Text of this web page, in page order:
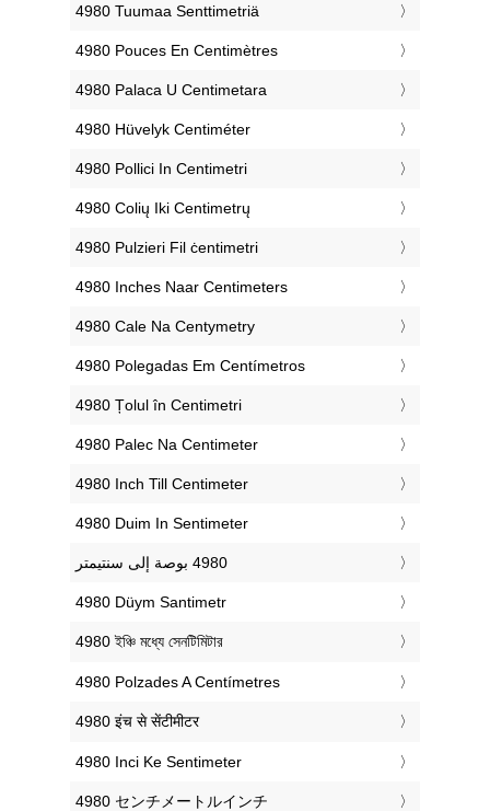
‎4980 Tuumaa Senttimetriä
‎4980 Pouces En Centimètres
‎4980 Palaca U Centimetara
‎4980 Hüvelyk Centiméter
‎4980 Pollici In Centimetri
‎4980 Colių Iki Centimetrų
‎4980 Pulzieri Fil ċentimetri
‎4980 Inches Naar Centimeters
‎4980 Cale Na Centymetry
‎4980 Polegadas Em Centímetros
‎4980 Țolul în Centimetri
‎4980 Palec Na Centimeter
‎4980 Inch Till Centimeter
‎4980 Duim In Sentimeter
‎4980 Düym Santimetr
‎4980 ইঞ্চি মধ্যে সেনটিমিটার
‎4980 Polzades A Centímetres
‎4980 इंच से सेंटीमीटर
‎4980 Inci Ke Sentimeter
‎4980 センチメートルインチ